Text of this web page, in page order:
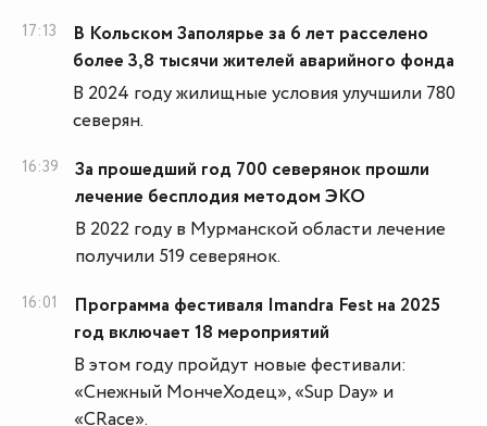
17:13
В Кольском Заполярье за 6 лет расселено
более 3,8 тысячи жителей аварийного фонда
В 2024 году жилищные условия улучшили 780
северян.
16:39
За прошедший год 700 северянок прошли
лечение бесплодия методом ЭКО
В 2022 году в Мурманской области лечение
получили 519 северянок.
16:01
Программа фестиваля Imandra Fest на 2025
год включает 18 мероприятий
В этом году пройдут новые фестивали:
«Снежный МончеХодец», «Sup Day» и
«CRace».